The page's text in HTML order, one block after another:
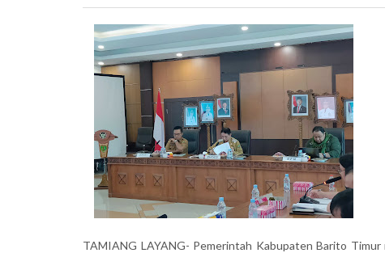
TAMIANG LAYANG- Pemerintah Kabupaten Barito